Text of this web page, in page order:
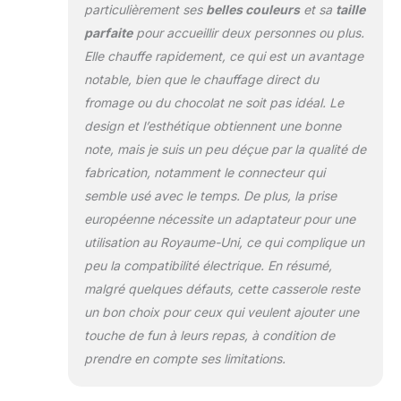
cadran de contrôle
de la température (1
à 5 réglages)
Poignées froides :
utilisez les poignées
latérales froides au
toucher pour une
manipulation sûre
déplaçant le pot
amovible 8
fourchettes à code
couleur : permet
eux-mêmes une
fondue au chocolat
décadente, de
délicieuses sauces
au fromage et plus
particulièrement ses belles couleurset sa taille
parfaitepour accueillir deux personnes ou plus.
Elle chauffe rapidement, ce qui est un avantage
notable, bien que le chauffage direct du
fromage ou du chocolat ne soit pas idéal. Le
design et l’esthétique obtiennent une bonne
note, mais je suis un peu déçue par la qualité de
fabrication, notamment le connecteur qui
semble usé avec le temps. De plus, la prise
européenne nécessite un adaptateur pour une
utilisation au Royaume-Uni, ce qui complique un
peu la compatibilité électrique. En résumé,
malgré quelques défauts, cette casserole reste
un bon choix pour ceux qui veulent ajouter une
touche de fun à leurs repas, à condition de
prendre en compte ses limitations.